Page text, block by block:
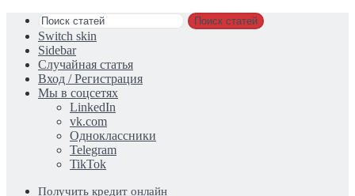
Поиск статей
Switch skin
Sidebar
Случайная статья
Вход / Регистрация
Мы в соцсетях
LinkedIn
vk.com
Одноклассники
Telegram
TikTok
Получить кредит онлайн